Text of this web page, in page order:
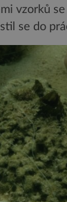
vzorků
se do